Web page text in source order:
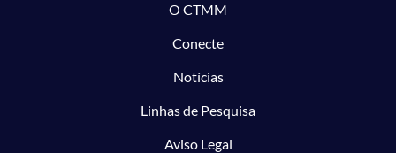
O CTMM
Conecte
Notícias
Linhas de Pesquisa
Aviso Legal